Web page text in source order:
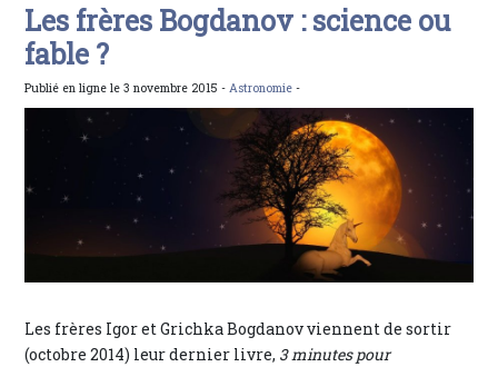
Les frères Bogdanov : science ou
fable ?
Publié en ligne le 3 novembre 2015 -Astronomie -
Les frères Igor et Grichka Bogdanov viennent de sortir
(octobre 2014) leur dernier livre, 3 minutes pour